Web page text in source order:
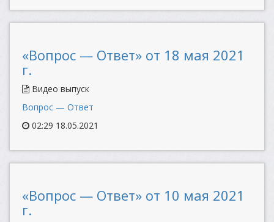
«Вопрос — Ответ» от 18 мая 2021
г.
Видео выпуск
Вопрос — Ответ
02:29 18.05.2021
«Вопрос — Ответ» от 10 мая 2021
г.